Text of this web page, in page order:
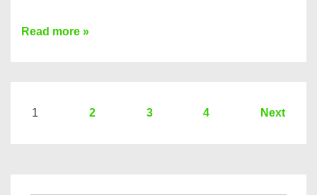
Sie
Hier
Read more »
Seitennummerierung
1 2 3 4 Next